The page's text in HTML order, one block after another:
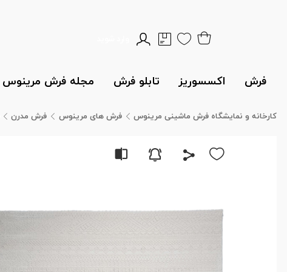
فرش اکسسوریز تابلو فرش مجله فرش مرینوس
کارخانه و نمایشگاه فرش ماشینی مرینوس فرش های مرینوس فرش مدرن